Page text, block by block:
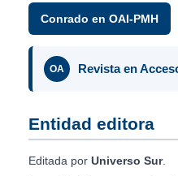
Conrado en OAI-PMH
OA Revista en
Entidad editora
Editada por Universo Sur.